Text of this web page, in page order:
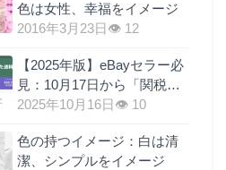
色は女性、幸福をイメージ
2016年3月23日 👁 12
【2025年版】eBayセラー必
見：10月17日から「関税元
払い（DDP）」義務化！送
最も現実的な理由
2025年10月16日 👁 10
色の持つイメージ：白は清
潔、シンプルをイメージ